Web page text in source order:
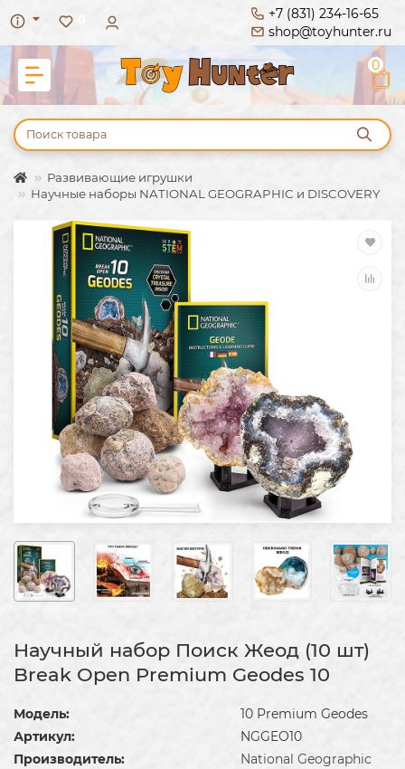
+7 (831) 234-16-65
shop@toyhunter.ru
0
Развивающие игрушки
Научные наборы NATIONAL GEOGRAPHIC и DISCOVERY
Научный набор Поиск Жеод (10 шт)
Break Open Premium Geodes 10
Модель:
10 Premium Geodes
Артикул:
NGGEO10
Производитель:
National Geographic